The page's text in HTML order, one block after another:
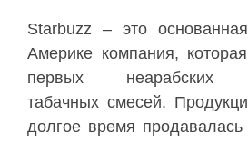
Starbuzz – это
Америке компания,
первых неарабских
табачных смесей.
долгое время